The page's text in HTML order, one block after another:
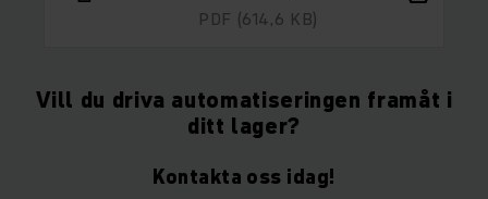
PDF (614,6 KB)
Vill du driva automatiseringen framåt i
ditt lager?
Kontakta oss idag!